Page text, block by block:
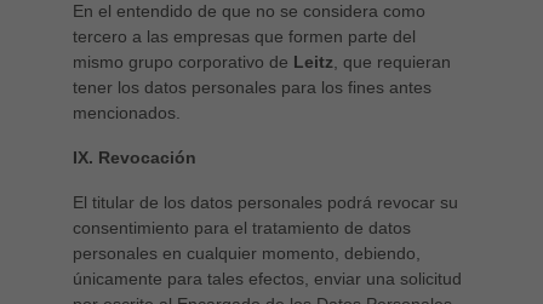
En el entendido de que no se considera como
tercero a las empresas que formen parte del
mismo grupo corporativo de Leitz , que requieran
tener los datos personales para los fines antes
mencionados.
IX. Revocación
El titular de los datos personales podrá revocar su
consentimiento para el tratamiento de datos
personales en cualquier momento, debiendo,
únicamente para tales efectos, enviar una solicitud